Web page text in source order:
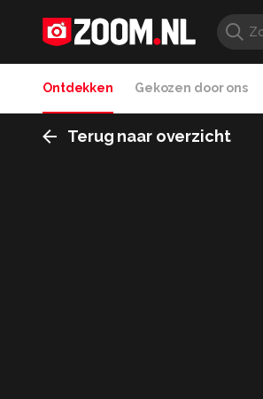
Ontdekken Gekozen door ons
Terug naar overzicht